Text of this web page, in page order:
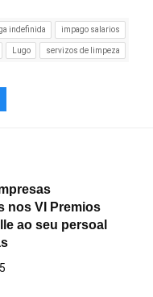
indefinida impago salarios
Lugo servizos de limpeza
nos VI Premios
ao seu persoal